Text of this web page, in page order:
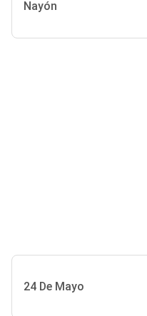
Nayón
24 De Mayo